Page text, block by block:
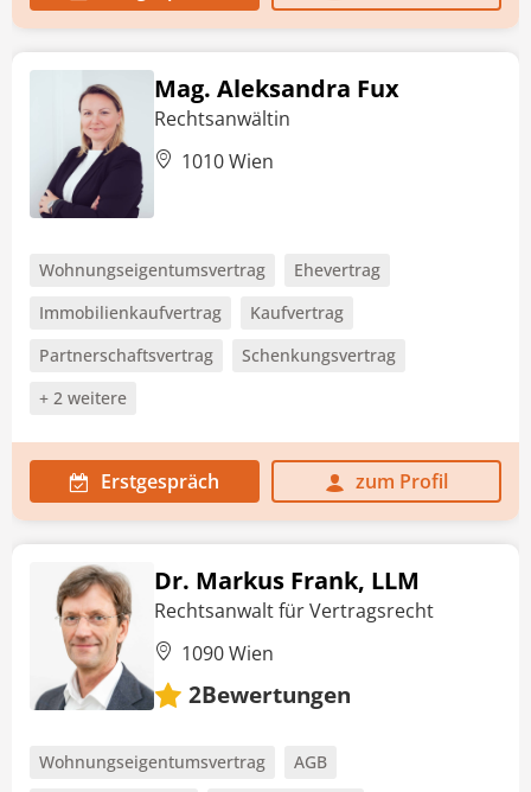
Mag. Aleksandra Fux
Rechtsanwältin
1010 Wien
Wohnungseigentumsvertrag
Ehevertrag
Immobilienkaufvertrag
Kaufvertrag
Partnerschaftsvertrag
Schenkungsvertrag
+ 2 weitere
Erstgespräch zum Profil
Dr. Markus Frank, LLM
Rechtsanwalt für Vertragsrecht
1090 Wien
2Bewertungen
Wohnungseigentumsvertrag
AGB